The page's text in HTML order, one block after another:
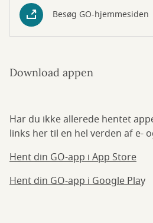
Besøg GO-hjemmesiden
Download appen
Har du ikke allerede hentet
links her til en hel verden af e-
Hent din GO-app i App Store
Hent din GO-app i Google Play